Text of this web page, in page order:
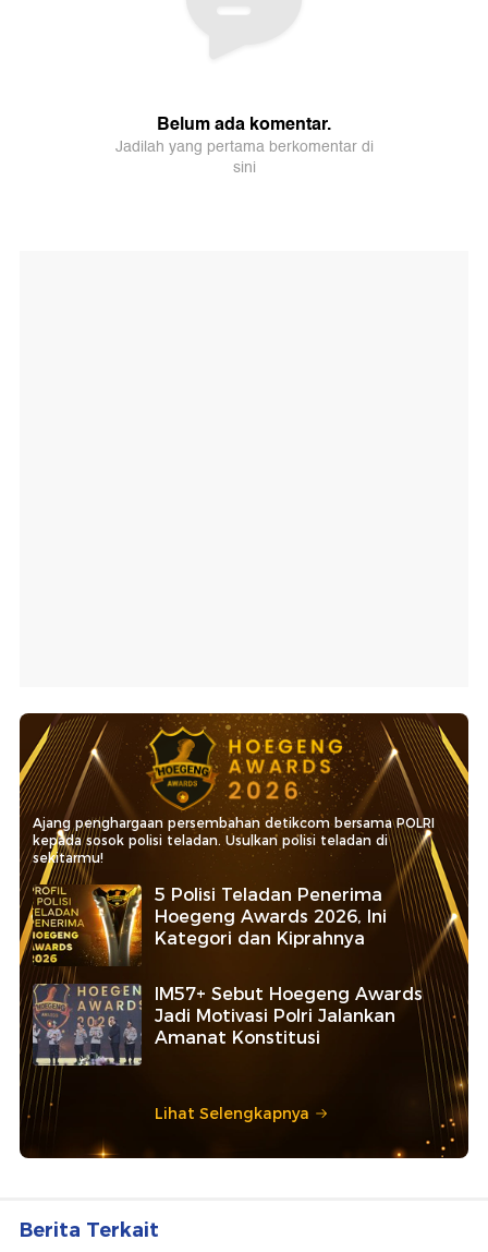
Ajang penghargaan persembahan detikcom bersama POLRI
kepada sosok polisi teladan. Usulkan polisi teladan di
sekitarmu!
5 Polisi Teladan Penerima
Hoegeng Awards 2026, Ini
Kategori dan Kiprahnya
IM57+ Sebut Hoegeng Awards
Jadi Motivasi Polri Jalankan
Amanat Konstitusi
Lihat Selengkapnya
Berita Terkait